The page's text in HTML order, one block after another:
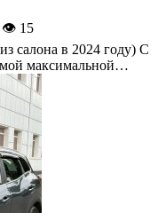
👁 15
салона в 2024 году) С
максимальной…